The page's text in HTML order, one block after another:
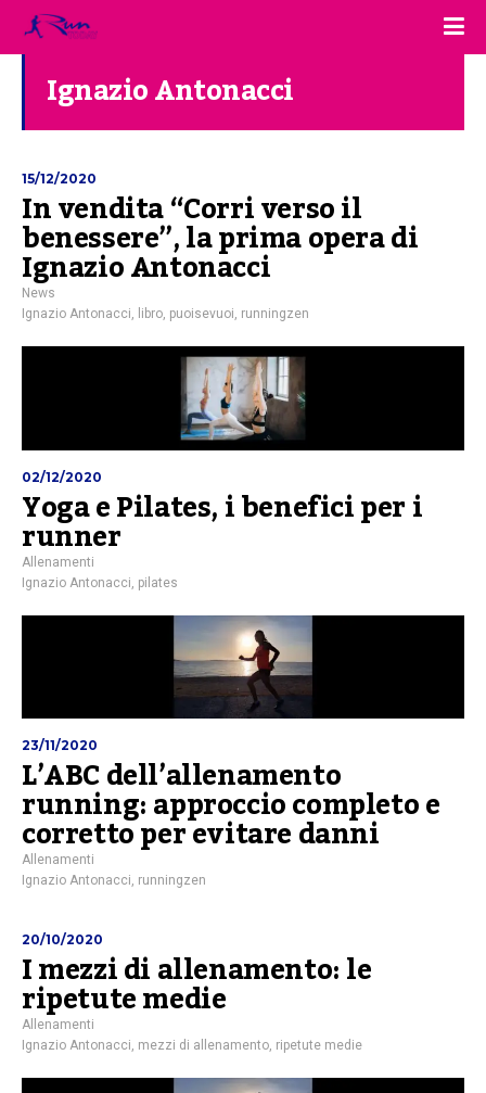
Ignazio Antonacci
15/12/2020
In vendita “Corri verso il
benessere”, la prima opera di
Ignazio Antonacci
News
Ignazio Antonacci, libro, puoisevuoi, runningzen
02/12/2020
Yoga e Pilates, i benefici per i
runner
Allenamenti
Ignazio Antonacci pilates
23/11/2020
L’ABC dell’allenamento
running: approccio completo e
corretto per evitare danni
Allenamenti
Ignazio Antonacci, runningzen
20/10/2020
I mezzi di allenamento: le
ripetute medie
Allenamenti
Ignazio Antonacci, mezzi di allenamento, ripetute medie